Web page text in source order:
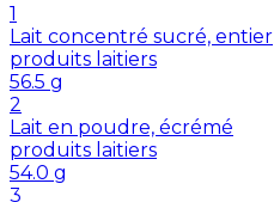
1
Lait concentré sucré, entier
produits laitiers
56.5 g
2
Lait en poudre, écrémé
produits laitiers
54.0 g
3